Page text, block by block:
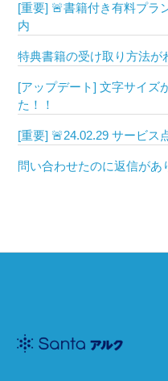
[重要] 🚨書籍付き有料プラ
内
特典書籍の受け取り方法が
[アップデート] 文字サイズ
た！！
[重要] 🚨24.02.29 サービス
問い合わせたのに返信があ